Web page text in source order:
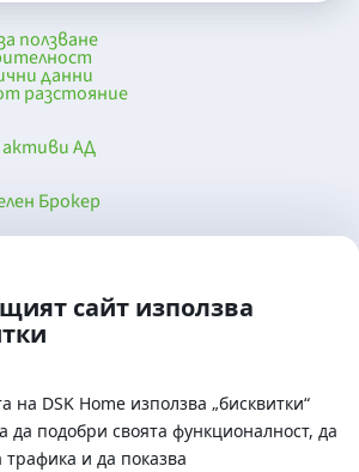
сайт използва
на DSK Home използва „бисквитки“
да подобри своята функционалност, да
и да показва
ползване
данни
разстояние
активи АД
Брокер
от Банка ДСК
на страницата